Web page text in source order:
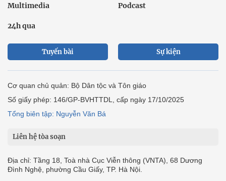
Multimedia Podcast
24h qua
Tuyến bài Sự kiện
Cơ quan chủ quản: Bộ Dân tộc và Tôn giáo
Số giấy phép: 146/GP-BVHTTDL, cấp ngày 17/10/2025
Tổng biên tập: Nguyễn Văn Bá
Liên hệ tòa soạn
Địa chỉ: Tầng 18, Toà nhà Cục Viễn thông (VNTA), 68 Dương
Đình Nghệ, phường Cầu Giấy, TP. Hà Nội.